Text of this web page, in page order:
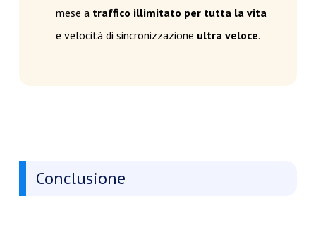
mese a traffico illimitato per tutta la vita
e velocità di sincronizzazione ultra veloce.
Conclusione